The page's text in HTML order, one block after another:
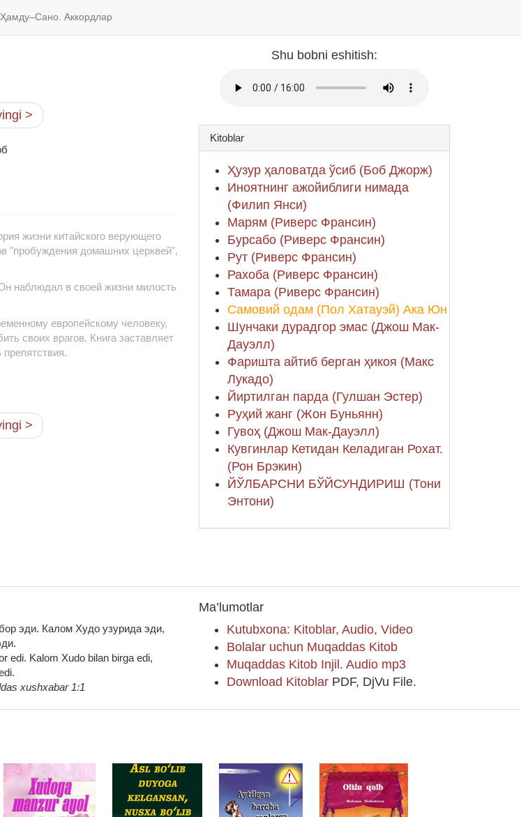
Ҳамду–Сано. Аккордлар
>
жизни китайского верующего
"пробуждения домашних церквей",
наблюдал в своей жизни милость
европейскому человеку,
своих врагов. Книга заставляет
>
Shu bobni eshitish:
Kitoblar
Ҳузур ҳаловатда ўсиб (Боб Джорж)
Иноятнинг ажойиблиги нимада
(Филип Янси)
Марям (Риверс Франсин)
Бурсабо (Риверс Франсин)
Рут (Риверс Франсин)
Рахоба (Риверс Франсин)
Тамара (Риверс Франсин)
Самовий одам (Пол Хатауэй) Ака Юн
Шунчаки дурадгор эмас (Джош Мак-
Дауэлл)
Фаришта айтиб берган ҳикоя (Макс
Лукадо)
Йиртилган парда (Гулшан Эстер)
Руҳий жанг (Жон Буньянн)
Гувоҳ (Джош Мак-Дауэлл)
Кувгинлар Кетидан Келадиган Рохат.
(Рон Брэкин)
ЙЎЛБАРСНИ БЎЙСУНДИРИШ (Тони
Энтони)
эди. Калом Худо узурида эди,
edi. Kalom Xudo bilan birga edi,
xushxabar 1:1
Ma’lumotlar
Kutubxona: Kitoblar, Audio, Video
Bolalar uchun Muqaddas Kitob
Muqaddas Kitob Injil. Audio mp3
Download Kitoblar PDF, DjVu File.